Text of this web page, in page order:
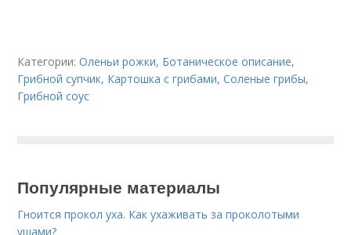
Категории:Оленьи рожки, Ботаническое описание,
Грибной супчик, Картошка с грибами,Соленые грибы,
Грибной соус
Популярные материалы
Гноится прокол уха. Как ухаживать за проколотыми
ушами?